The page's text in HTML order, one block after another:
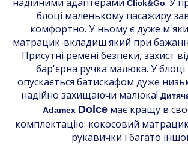
Click&Go
блоці маленькому пасажиру
комфортно. У ньому є дуже
матрацик-вкладиш який при
Присутні ремені безпеки, захист
бар'єрна ручка малюка. У
опускається батискафом дуже
надійно захищаючи малюка!
Adamex Dolceмає кращу в
комплектацію: кокосовий
рукавички і багато